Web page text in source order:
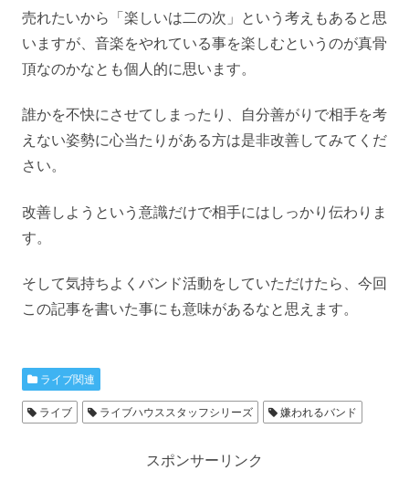
売れたいから「楽しいは二の次」という考えもあると思
いますが、音楽をやれている事を楽しむというのが真骨
頂なのかなとも個人的に思います。
誰かを不快にさせてしまったり、自分善がりで相手を考
えない姿勢に心当たりがある方は是非改善してみてくだ
さい。
改善しようという意識だけで相手にはしっかり伝わりま
す。
そして気持ちよくバンド活動をしていただけたら、今回
この記事を書いた事にも意味があるなと思えます。
ライブ関連
ライブ ライブハウススタッフシリーズ 嫌われるバンド
スポンサーリンク